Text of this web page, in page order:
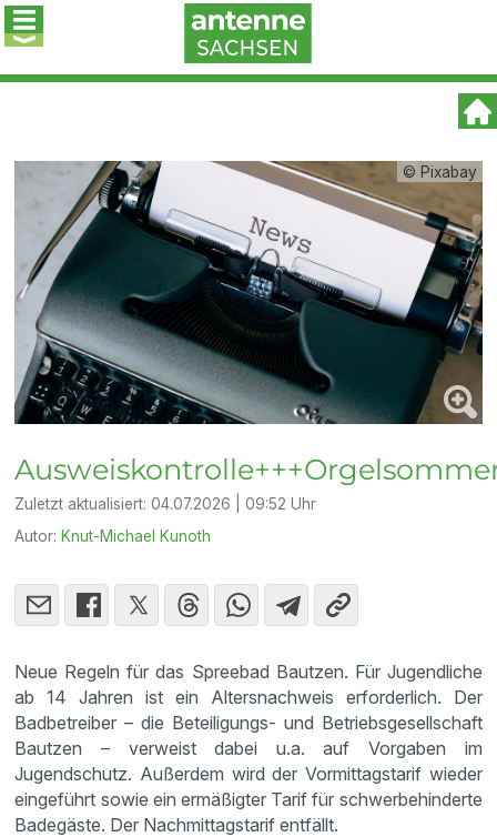
© Pixabay
Zuletzt aktualisiert:04.07.2026 | 09:52 Uhr
Autor: Knut-Michael Kunoth
Neue Regeln für das Spreebad Bautzen. Für Jugendliche
ab 14 Jahren ist ein Altersnachweis erforderlich. Der
Badbetreiber – die Beteiligungs- und Betriebsgesellschaft
Bautzen – verweist dabei u.a. auf Vorgaben im
Jugendschutz. Außerdem wird der Vormittagstarif wieder
eingeführt sowie ein ermäßigter Tarif für schwerbehinderte
Badegäste. Der Nachmittagstarif entfällt.